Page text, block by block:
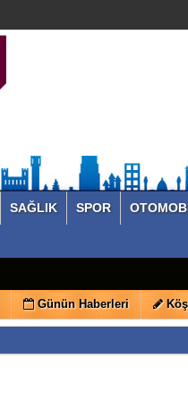
SAĞLIK SPOR
Günün Haberleri